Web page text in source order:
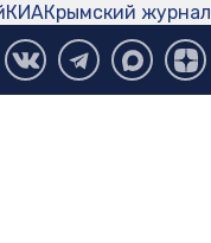
Крымский журнал
КИА